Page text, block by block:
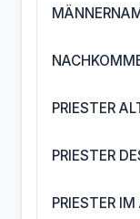
PRIESTER
PRIESTER
PRIESTER